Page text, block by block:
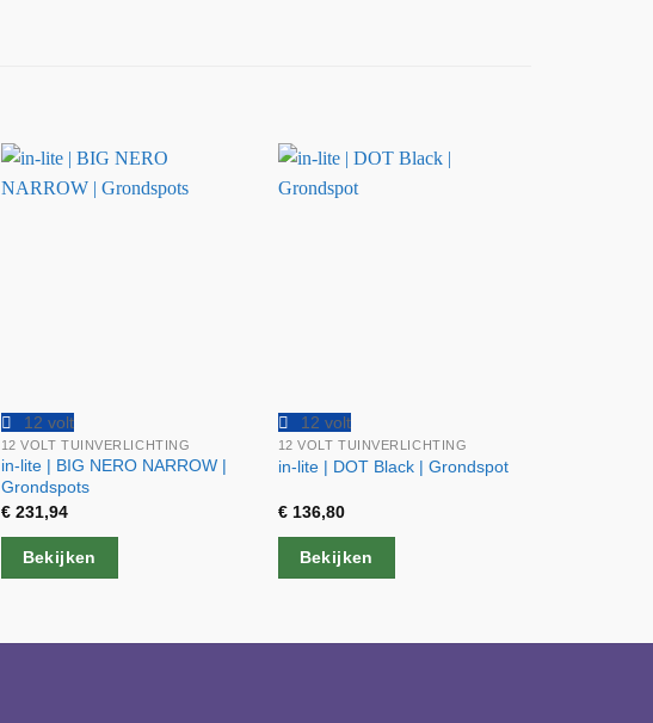
12 volt
12 VOLT TUINVERLICHTING
in-lite | BIG NERO NARROW |
Grondspots
€231,94
Bekijken
12 volt
12 VOLT TUINVERLICHTING
in-lite | DOT Black | Grondspot
€136,80
Bekijken